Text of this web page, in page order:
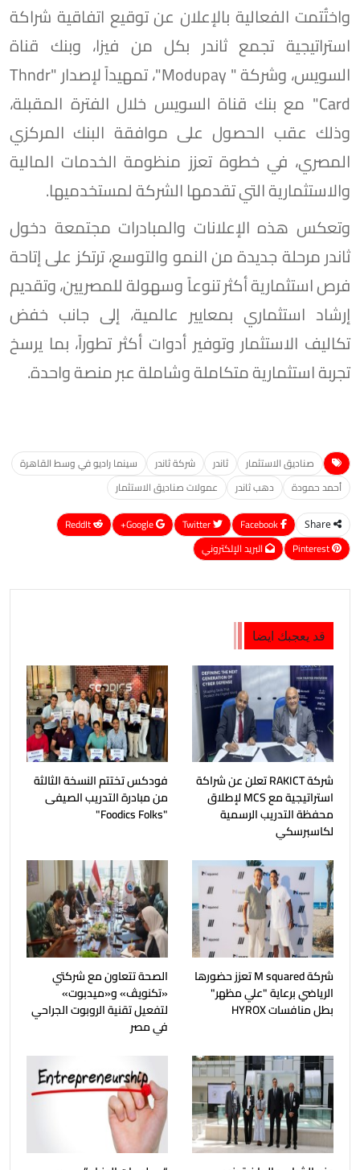
واختُتمت الفعالية بالإعلان عن توقيع اتفاقية شراكة
استراتيجية تجمع ثاندر بكل من فيزا، وبنك قناة
السويس، وشركة " Modupay"، تمهيداً لإصدار "Thndr
Card" مع بنك قناة السويس خلال الفترة المقبلة،
وذلك عقب الحصول على موافقة البنك المركزي
المصري، في خطوة تعزز منظومة الخدمات المالية
والاستثمارية التي تقدمها الشركة لمستخدميها.
وتعكس هذه الإعلانات والمبادرات مجتمعة دخول
ثاندر مرحلة جديدة من النمو والتوسع، ترتكز على إتاحة
فرص استثمارية أكثر تنوعاً وسهولة للمصريين، وتقديم
إرشاد استثماري بمعايير عالمية، إلى جانب خفض
تكاليف الاستثمار وتوفير أدوات أكثر تطوراً، بما يرسخ
تجربة استثمارية متكاملة وشاملة عبر منصة واحدة.
صناديق الاستثمار ثاندر شركة ثاندر
سينما راديو في وسط القاهرة
أحمد حمودة
دهب ثاندر عمولات صناديق الاستثمار
Share
Google+
ReddIt
Pinterest
البريد الإلكتروني
قد يعجبك ايضا
شركة RAKICT تعلن عن شراكة
استراتيجية مع MCS لإطلاق
محفظة التدريب الرسمية
لكاسبرسكي
فودكس تختتم النسخة الثالثة
من مبادرة التدريب الصيفى
"Foodics Folks"
شركة M squared تعزز حضورها
الرياضي برعاية "علي مظهر"
بطل منافسات HYROX
الصحة تتعاون مع شركتي
«تكنويڤ» و«ميدبوت»
لتفعيل تقنية الروبوت الجراحي
في مصر